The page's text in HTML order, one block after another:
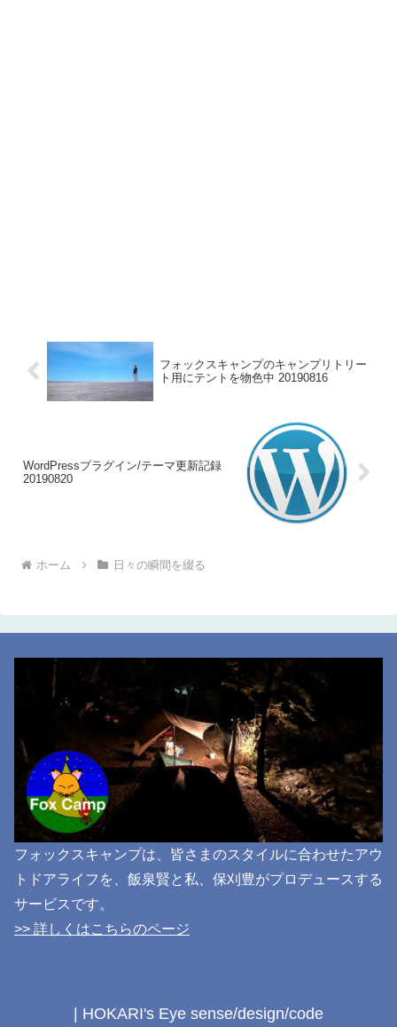
フォックスキャンプのキャンプリトリー
ト用にテントを物色中 20190816
WordPressプラグイン/テーマ更新記録
20190820
ホーム 日々の瞬間を綴る
フォックスキャンプは、皆さまのスタイルに合わせたアウ
トドアライフを、飯泉賢と私、保刈豊がプロデュースする
サービスです。
>> 詳しくはこちらのページ
| HOKARI's Eye sense/design/code